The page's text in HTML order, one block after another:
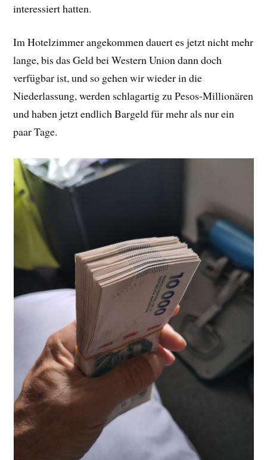
interessiert hatten.
Im Hotelzimmer angekommen dauert es jetzt nicht mehr
lange, bis das Geld bei Western Union dann doch
verfügbar ist, und so gehen wir wieder in die
Niederlassung, werden schlagartig zu Pesos-Millionären
und haben jetzt endlich Bargeld für mehr als nur ein
paar Tage.